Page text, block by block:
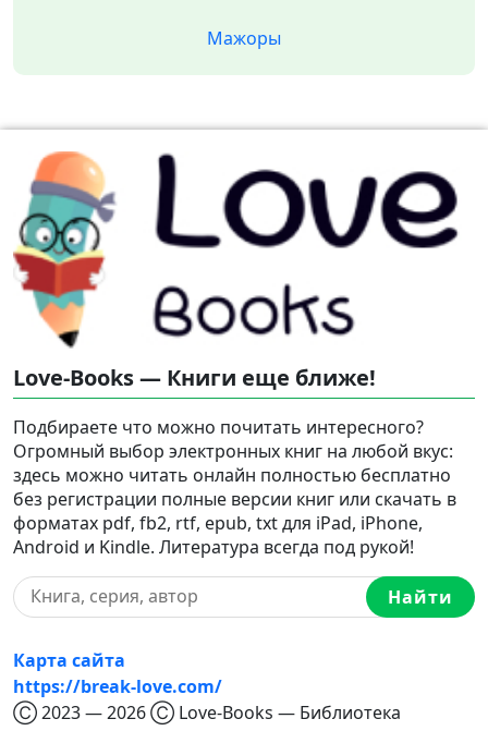
Мажоры
Love-Books — Книги еще ближе!
Подбираете что можно почитать интересного?
Огромный выбор электронных книг на любой вкус:
здесь можно читать онлайн полностью бесплатно
без регистрации полные версии книг или скачать в
форматах pdf, fb2, rtf, epub, txt для iPad, iPhone,
Android и Kindle. Литература всегда под рукой!
Найти
Карта сайта
https://break-love.com/
Ⓒ 2023 — 2026 Ⓒ Love-Books — Библиотека